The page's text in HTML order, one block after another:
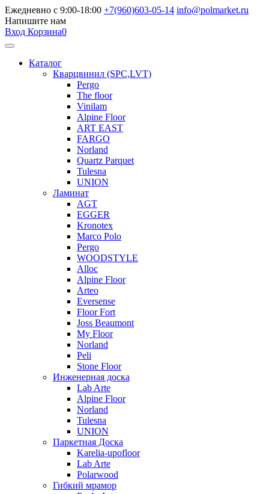
Ежедневно с 9:00-18:00 +7(960)603-05-14 info@polmarket.ru
Напишите нам
Вход Корзина0
Каталог
Кварцвинил (SPC,LVT)
Pergo
The floor
Vinilam
Alpine Floor
ART EAST
FARGO
Norland
Quartz Parquet
Tulesna
UNION
Ламинат
AGT
EGGER
Kronotex
Marco Polo
Pergo
WOODSTYLE
Alloc
Alpine Floor
Arteo
Eversense
Floor Fort
Joss Beaumont
My Floor
Norland
Peli
Stone Floor
Инженерная доска
Lab Arte
Alpine Floor
Norland
Tulesna
UNION
Паркетная Доска
Karelia-upofloor
Lab Arte
Polarwood
Гибкий мрамор